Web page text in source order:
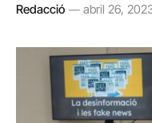
Redacció abril 26,